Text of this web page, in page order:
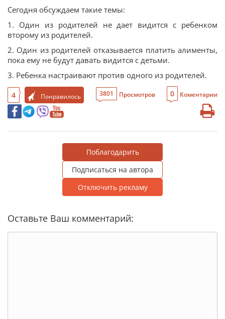
Сегодня обсуждаем такие темы:
1. Один из родителей не дает видится с ребенком
второму из родителей.
2. Один из родителей отказывается платить алименты,
пока ему не будут давать видится с детьми.
3. Ребенка настраивают против одного из родителей.
4 Понравилось 3801 Просмотров 0 Коментарии
Поблагодарить
Подписаться на автора
Отключить рекламу
Оставьте Ваш комментарий: